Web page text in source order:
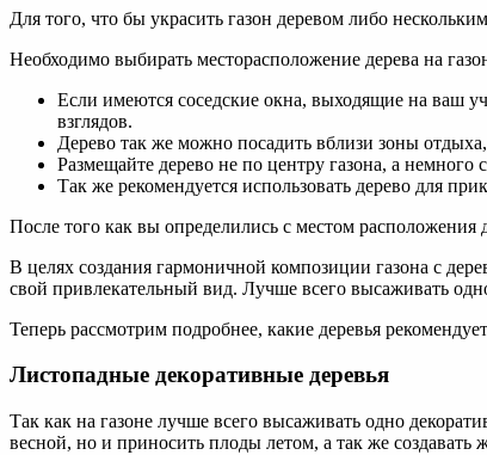
Для того, что бы украсить газон деревом либо
Необходимо выбирать месторасположение дерева на
Если имеются соседские окна, выходящие на ваш
взглядов.
Дерево так же можно посадить вблизи зоны
Размещайте дерево не по центру газона, а
Так же рекомендуется использовать дерево для
После того как вы определились с местом расположения
В целях создания гармоничной композиции газона с
свой привлекательный вид. Лучше всего высаживать
Теперь рассмотрим подробнее, какие деревья
Листопадные декоративные деревья
Так как на газоне лучше всего высаживать одно
весной, но и приносить плоды летом, а так же